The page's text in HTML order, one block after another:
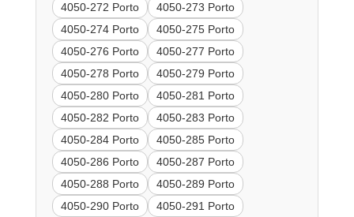
4050-272 Porto
4050-273 Porto
4050-274 Porto
4050-275 Porto
4050-276 Porto
4050-277 Porto
4050-278 Porto
4050-279 Porto
4050-280 Porto
4050-281 Porto
4050-282 Porto
4050-283 Porto
4050-284 Porto
4050-285 Porto
4050-286 Porto
4050-287 Porto
4050-288 Porto
4050-289 Porto
4050-290 Porto
4050-291 Porto